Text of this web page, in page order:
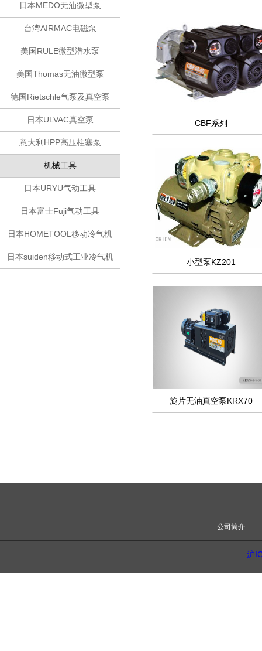
日本MEDO无油微型泵
台湾AIRMAC电磁泵
美国RULE微型潜水泵
美国Thomas无油微型泵
德国Rietschle气泵及真空泵
日本ULVAC真空泵
意大利HPP高压柱塞泵
机械工具
日本URYU气动工具
日本富士Fuji气动工具
日本HOMETOOL移动冷气机
日本suiden移动式工业冷气机
CBF系列
小型泵KZ201
旋片无油真空泵KRX70
公司简介
沪